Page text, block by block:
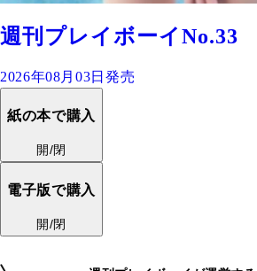
週刊プレイボーイNo.33
2026年08月03日発売
紙の本で購入
開/閉
電子版で購入
開/閉